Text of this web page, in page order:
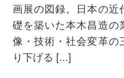
画展の図録。日本の近
礎を築いた本木昌造の
像・技術・社会変革の
り下げる [...]